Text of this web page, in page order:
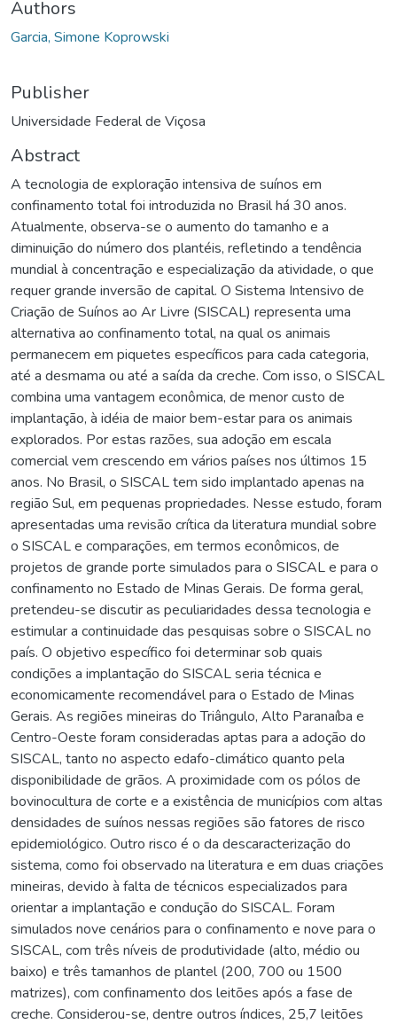
Authors
Garcia, Simone Koprowski
Publisher
Universidade Federal de Viçosa
Abstract
A tecnologia de exploração intensiva de suínos em
confinamento total foi introduzida no Brasil há 30 anos.
Atualmente, observa-se o aumento do tamanho e a
diminuição do número dos plantéis, refletindo a tendência
mundial à concentração e especialização da atividade, o que
requer grande inversão de capital. O Sistema Intensivo de
Criação de Suínos ao Ar Livre (SISCAL) representa uma
alternativa ao confinamento total, na qual os animais
permanecem em piquetes específicos para cada categoria,
até a desmama ou até a saída da creche. Com isso, o SISCAL
combina uma vantagem econômica, de menor custo de
implantação, à idéia de maior bem-estar para os animais
explorados. Por estas razões, sua adoção em escala
comercial vem crescendo em vários países nos últimos 15
anos. No Brasil, o SISCAL tem sido implantado apenas na
região Sul, em pequenas propriedades. Nesse estudo, foram
apresentadas uma revisão crítica da literatura mundial sobre
o SISCAL e comparações, em termos econômicos, de
projetos de grande porte simulados para o SISCAL e para o
confinamento no Estado de Minas Gerais. De forma geral,
pretendeu-se discutir as peculiaridades dessa tecnologia e
estimular a continuidade das pesquisas sobre o SISCAL no
país. O objetivo específico foi determinar sob quais
condições a implantação do SISCAL seria técnica e
economicamente recomendável para o Estado de Minas
Gerais. As regiões mineiras do Triângulo, Alto Paranaíba e
Centro-Oeste foram consideradas aptas para a adoção do
SISCAL, tanto no aspecto edafo-climático quanto pela
disponibilidade de grãos. A proximidade com os pólos de
bovinocultura de corte e a existência de municípios com altas
densidades de suínos nessas regiões são fatores de risco
epidemiológico. Outro risco é o da descaracterização do
sistema, como foi observado na literatura e em duas criações
mineiras, devido à falta de técnicos especializados para
orientar a implantação e condução do SISCAL. Foram
simulados nove cenários para o confinamento e nove para o
SISCAL, com três níveis de produtividade (alto, médio ou
baixo) e três tamanhos de plantel (200, 700 ou 1500
matrizes), com confinamento dos leitões após a fase de
creche. Considerou-se, dentre outros índices, 25,7 leitões